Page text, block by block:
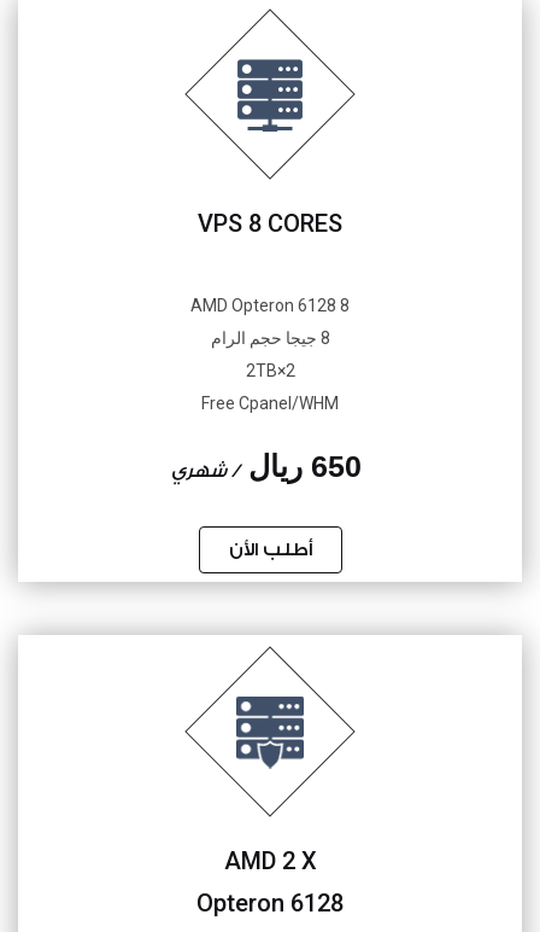
VPS 8 CORES
8 AMD Opteron 6128
8 جيجا حجم الرام
2×2TB
Free Cpanel/WHM
650 ريال / شهري
أطلب الأن
AMD 2 X
Opteron 6128